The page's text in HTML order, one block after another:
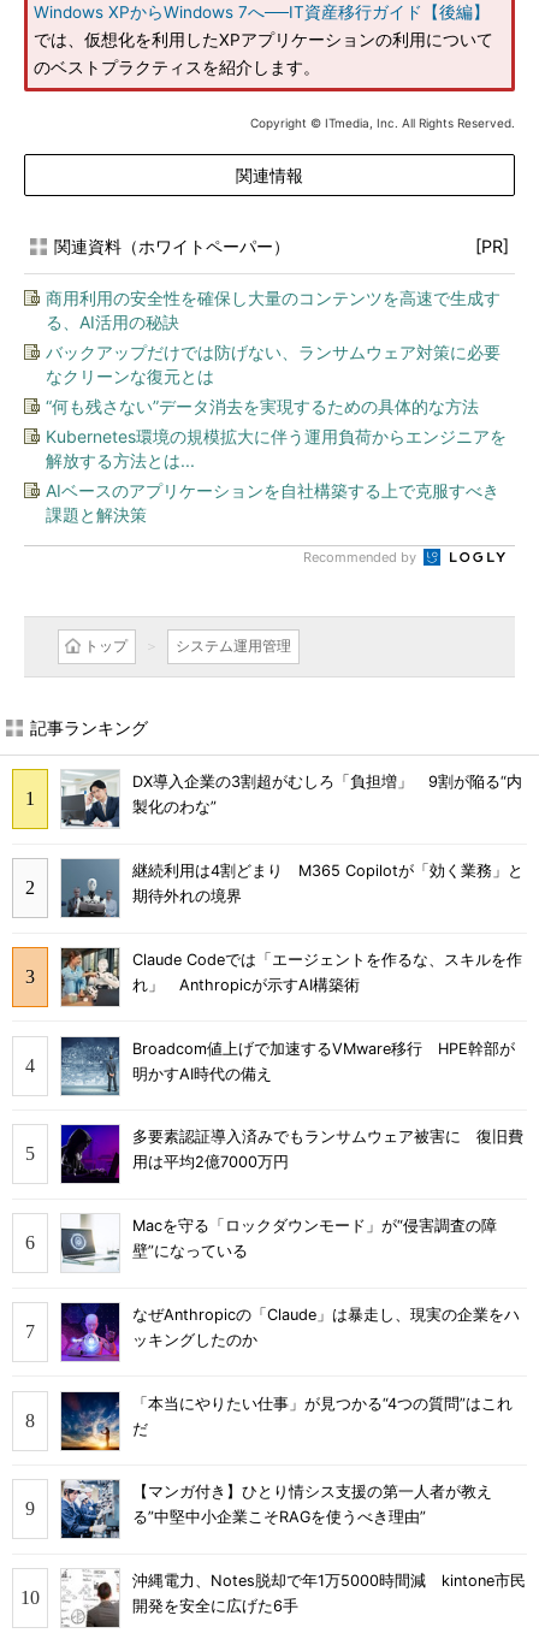
Windows XPからWindows 7へ──IT資産移行ガイド【後編】
では、仮想化を利用したXPアプリケーションの利用について
のベストプラクティスを紹介します。
Copyright © ITmedia, Inc. All Rights Reserved.
関連情報
関連資料（ホワイトペーパー） [PR]
商用利用の安全性を確保し大量のコンテンツを高速で生成す
る、AI活用の秘訣
バックアップだけでは防げない、ランサムウェア対策に必要
なクリーンな復元とは
“何も残さない”データ消去を実現するための具体的な方法
Kubernetes環境の規模拡大に伴う運用負荷からエンジニアを
解放する方法とは...
AIベースのアプリケーションを自社構築する上で克服すべき
課題と解決策
Recommended by
トップ システム運用管理
記事ランキング
DX導入企業の3割超がむしろ「負担増」 9割が陥る“内
製化のわな”
継続利用は4割どまり M365 Copilotが「効く業務」と
期待外れの境界
Claude Codeでは「エージェントを作るな、スキルを作
れ」 Anthropicが示すAI構築術
Broadcom値上げで加速するVMware移行 HPE幹部が
明かすAI時代の備え
多要素認証導入済みでもランサムウェア被害に 復旧費
用は平均2億7000万円
Macを守る「ロックダウンモード」が“侵害調査の障
壁”になっている
なぜAnthropicの「Claude」は暴走し、現実の企業をハ
ッキングしたのか
「本当にやりたい仕事」が見つかる“4つの質問”はこれ
だ
【マンガ付き】ひとり情シス支援の第一人者が教え
る”中堅中小企業こそRAGを使うべき理由”
沖縄電力、Notes脱却で年1万5000時間減 kintone市民
開発を安全に広げた6手